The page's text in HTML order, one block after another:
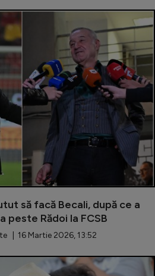
să facă Becali, după ce a
peste Rădoi la FCSB
| 16 Martie 2026, 13:52